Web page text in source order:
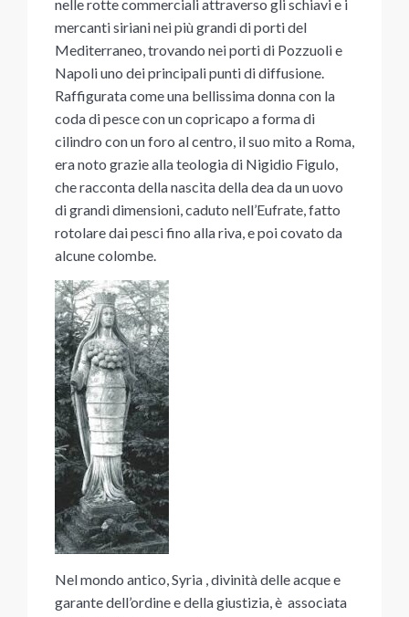
nelle rotte commerciali attraverso gli schiavi e i
mercanti siriani nei più grandi di porti del
Mediterraneo, trovando nei porti di Pozzuoli e
Napoli uno dei principali punti di diffusione.
Raffigurata come una bellissima donna con la
coda di pesce con un copricapo a forma di
cilindro con un foro al centro, il suo mito a Roma,
era noto grazie alla teologia di Nigidio Figulo,
che racconta della nascita della dea da un uovo
di grandi dimensioni, caduto nell’Eufrate, fatto
rotolare dai pesci fino alla riva, e poi covato da
alcune colombe.
Nel mondo antico, Syria , divinità delle acque e
garante dell’ordine e della giustizia, è associata